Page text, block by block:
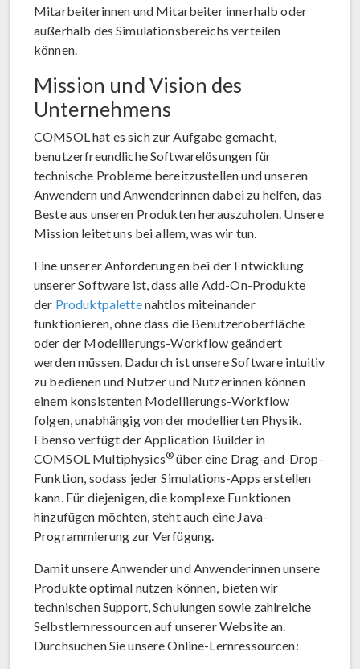
Mitarbeiterinnen und Mitarbeiter innerhalb oder
außerhalb des Simulationsbereichs verteilen
können.
Mission und Vision des
Unternehmens
COMSOL hat es sich zur Aufgabe gemacht,
benutzerfreundliche Softwarelösungen für
technische Probleme bereitzustellen und unseren
Anwendern und Anwenderinnen dabei zu helfen, das
Beste aus unseren Produkten herauszuholen. Unsere
Mission leitet uns bei allem, was wir tun.
Eine unserer Anforderungen bei der Entwicklung
unserer Software ist, dass alle Add-On-Produkte
der Produktpalettenahtlos miteinander
funktionieren, ohne dass die Benutzeroberfläche
oder der Modellierungs-Workflow geändert
werden müssen. Dadurch ist unsere Software intuitiv
zu bedienen und Nutzer und Nutzerinnen können
einem konsistenten Modellierungs-Workflow
folgen, unabhängig von der modellierten Physik.
Ebenso verfügt der Application Builder in
COMSOL Multiphysics® über eine Drag-and-Drop-
Funktion, sodass jeder Simulations-Apps erstellen
kann. Für diejenigen, die komplexe Funktionen
hinzufügen möchten, steht auch eine Java-
Programmierung zur Verfügung.
Damit unsere Anwender und Anwenderinnen unsere
Produkte optimal nutzen können, bieten wir
technischen Support, Schulungen sowie zahlreiche
Selbstlernressourcen auf unserer Website an.
Durchsuchen Sie unsere Online-Lernressourcen: